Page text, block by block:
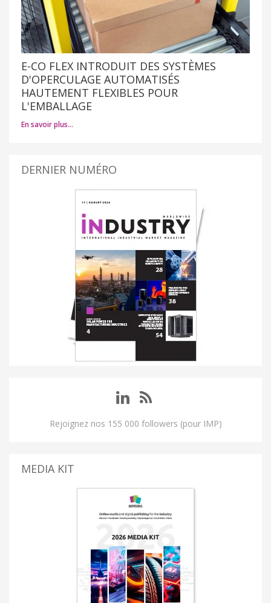
E-CO FLEX INTRODUIT DES SYSTÈMES
D'OPERCULAGE AUTOMATISÉS
HAUTEMENT FLEXIBLES POUR
L'EMBALLAGE
En savoir plus…
DERNIER NUMÉRO
Rejoignez nos 155 000 followers (pour IMP)
MEDIA KIT